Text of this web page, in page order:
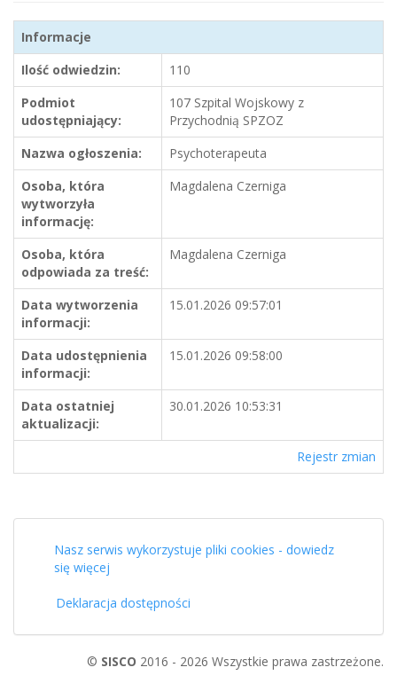
Informacje
Ilość odwiedzin:
110
Podmiot
udostępniający:
107 Szpital Wojskowy z
Przychodnią SPZOZ
Nazwa ogłoszenia:
Psychoterapeuta
Osoba, która
wytworzyła
informację:
Magdalena Czerniga
Osoba, która
odpowiada za treść:
Magdalena Czerniga
Data wytworzenia
informacji:
15.01.2026 09:57:01
Data udostępnienia
informacji:
15.01.2026 09:58:00
Data ostatniej
aktualizacji:
30.01.2026 10:53:31
Rejestr zmian
Nasz serwis wykorzystuje pliki cookies - dowiedz
się więcej
Deklaracja dostępności
© SISCO 2016 - 2026 Wszystkie prawa zastrzeżone.